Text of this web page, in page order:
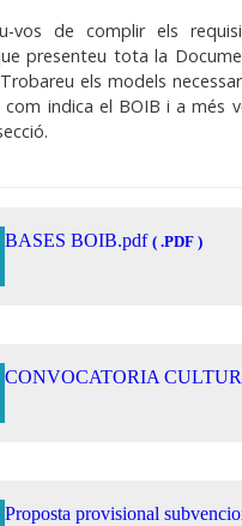
vos de complir els
presenteu tota la
els models
com indica el BOIB i a més
BASES BOIB.pdf ( .PDF )
CONVOCATORIA
Proposta provisional